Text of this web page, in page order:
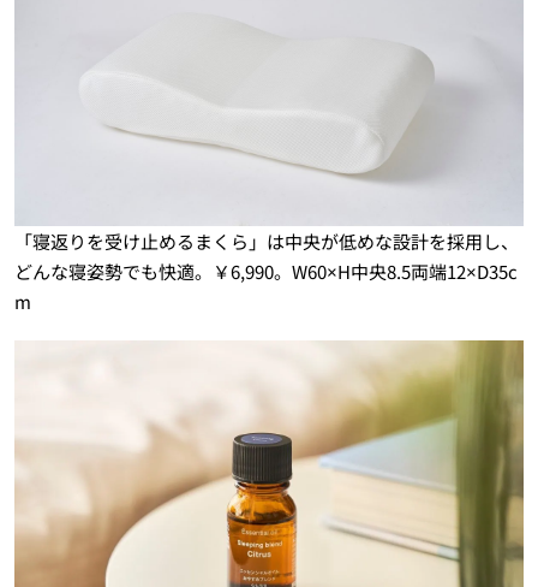
「寝返りを受け止めるまくら」は中央が低めな設計を採用し、
どんな寝姿勢でも快適。￥6,990。W60×H中央8.5両端12×D35c
m